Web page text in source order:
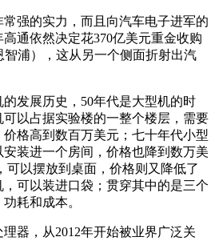
的实力，而且向汽车电子进军的
通依然决定花370亿美元重金收购
浦），这从另一个侧面折射出汽
展历史，50年代是大型机的时
以占据实验楼的一整个楼层，需要
格高到数百万美元；七十年代小型
装进一个房间，价格也降到数万美
可以摆放到桌面，价格则又降低了
可以装进口袋；贯穿其中的是三个
耗和成本。
，从2012年开始被业界广泛关